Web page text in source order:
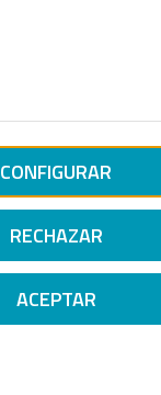
CONFIGURAR
RECHAZAR
ACEPTAR